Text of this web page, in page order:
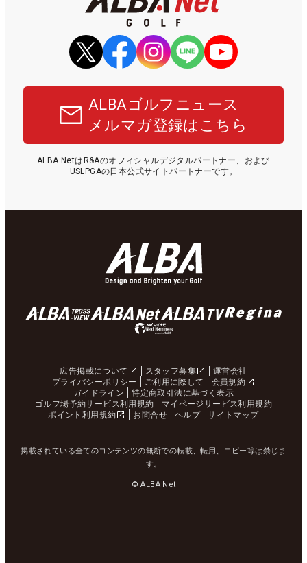
ALBAゴルフニュース
メルマガ登録はこちら
ALBA NetはR&Aのオフィシャルデジタルパートナー、および
USLPGAの日本公式サイトパートナーです。
広告掲載について スタッフ募集
運営会社
プライバシーポリシー
ご利用に際して
会員規約
ガイドライン
特定商取引法に基づく表示
ゴルフ場予約サービス利用規約
マイページサービス利用規約
ポイント利用規約
お問合せ ヘルプ サイトマップ
掲載されている全てのコンテンツの無断での転載、転用、コピー等は禁じま
す。
© ALBA Net